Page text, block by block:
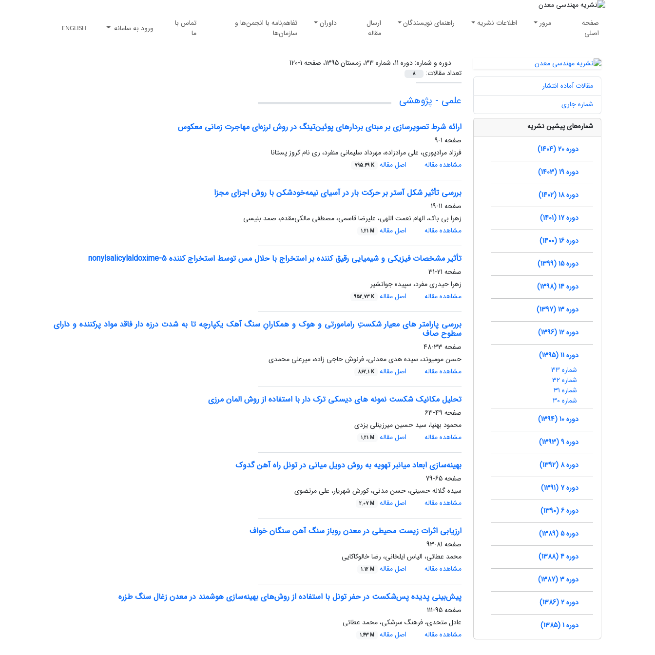
صفحه
اصلی
مرور اطلاعات نشریه راهنمای نویسندگان
ارسال
مقاله
داوران
تفاهم‌نامه با انجمن‌ها و
سازمان‌ها
تماس با
ما
ورود به سامانه ENGLISH
دوره و شماره:دوره 11، شماره 33، زمستان 1395، صفحه 1-120
تعداد مقالات:
8
علمی - پژوهشی
ارائه شرط تصویر‌سازی بر مبنای بردارهای پوئین‌تینگ در روش لرزه‌ای مهاجرت زمانی معکوس
صفحه 1-9
فرزاد مرادپوری، علی مرادزاده، مهرداد سلیمانی منفرد، ری نام کروز پستانا
مشاهده مقاله
اصل مقاله 795.69 K
بررسی تأثیر شکل آستر بر حرکت بار در آسیای نیمه‌خودشکن با روش اجزای مجزا
صفحه 11-19
زهرا بی باک، الهام نعمت اللهی، علیرضا قاسمی، مصطفی مالکی‌مقدم، صمد بنیسی
مشاهده مقاله
اصل مقاله 1.21 M
تأثیر مشخصات فیزیکی و شیمیایی رقیق کننده بر استخراج با حلال مس توسط استخراج کننده 5-nonylsalicylaldoxime
صفحه 21-31
زهرا حیدری مفرد، سپیده جوانشیر
مشاهده مقاله
اصل مقاله 952.73 K
بررسی پارامتر های معیار شکستِ رامامورتی و هوک و همکارانِ سنگ آهک یکپارچه تا به شدت درزه دار فاقد مواد پرکننده و دارای
سطوح صاف
صفحه 33-48
حسن مومیوند، سیده هدی معدنی، فرنوش حاجی زاده، میرعلی محمدی
مشاهده مقاله
اصل مقاله 862.1 K
تحلیل مکانیک شکست نمونه های دیسکی ترک دار با استفاده از روش المان مرزی
صفحه 49-63
محمود بهنیا، سید حسین میرزینلی یزدی
مشاهده مقاله
اصل مقاله 1.21 M
بهینه‌سازی ابعاد میانبر تهویه به روش دویل میانی در تونل راه آهن گدوک
صفحه65-79
سیده گلاله حسینی، حسن مدنی، کورش شهریار، علی مرتضوی
مشاهده مقاله
اصل مقاله 2.07 M
ارزیابی اثرات زیست محیطی در معدن روباز سنگ آهن سنگان خواف
صفحه 81-93
محمد عطائی، الیاس ایلخانی، رضا خالوکاکایی
مشاهده مقاله
اصل مقاله 1.12 M
پیش‌بینی پدیده پس‌شکست در حفر تونل با استفاده از روش‌های بهینه‌سازی هوشمند در معدن زغال سنگ طزره
صفحه95-111
عادل متحدی، فرهنگ سرشکی، محمد عطائی
مشاهده مقاله
اصل مقاله 1.43 M
مقالات آماده انتشار
شماره جاری
شماره‌های پیشین نشریه
دوره 20 (1404)
دوره 19 (1403)
دوره 18 (1402)
دوره 17 (1401)
دوره 16 (1400)
دوره 15 (1399)
دوره 14 (1398)
دوره 13 (1397)
دوره 12 (1396)
دوره 11 (1395)
شماره 33
شماره 32
شماره 31
شماره 30
دوره 10 (1394)
دوره 9 (1393)
دوره 8 (1392)
دوره 7 (1391)
دوره 6 (1390)
دوره 5 (1389)
دوره 4 (1388)
دوره 3 (1387)
دوره 2 (1386)
دوره 1 (1385)